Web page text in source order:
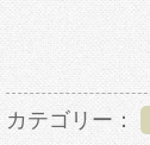
カテゴリー：